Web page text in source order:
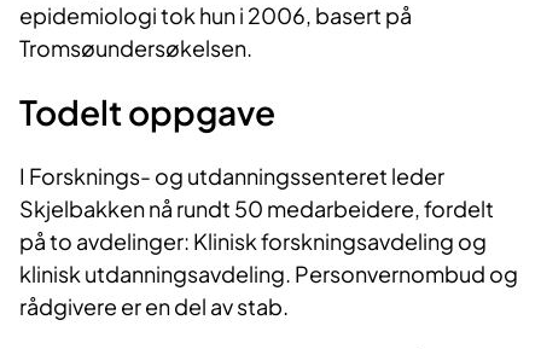
epidemiologi tok hun i 2006, basert på
Tromsøundersøkelsen.
Todelt oppgave
I Forsknings- og utdanningssenteret leder
Skjelbakken nå rundt 50 medarbeidere, fordelt
på to avdelinger: Klinisk forskningsavdeling og
klinisk utdanningsavdeling. Personvernombud og
rådgivere er en del av stab.